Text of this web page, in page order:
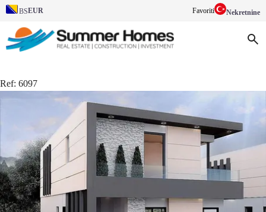
BSEUR Favoriti Nekretnine
Ref: 6097